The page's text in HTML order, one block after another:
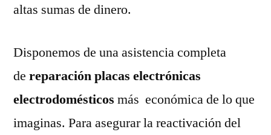
altas sumas de dinero.
Disponemos de una asistencia completa
de reparación placas electrónicas
electrodomésticos más económica de lo que
imaginas. Para asegurar la reactivación del